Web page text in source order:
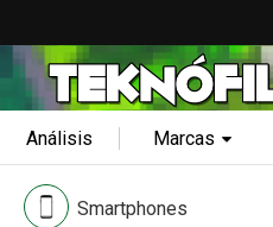
Análisis Marcas
Smartphones